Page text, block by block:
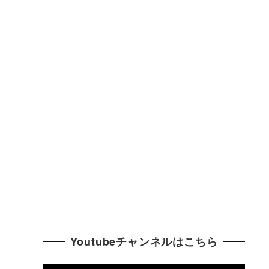
Youtubeチャンネルはこちら